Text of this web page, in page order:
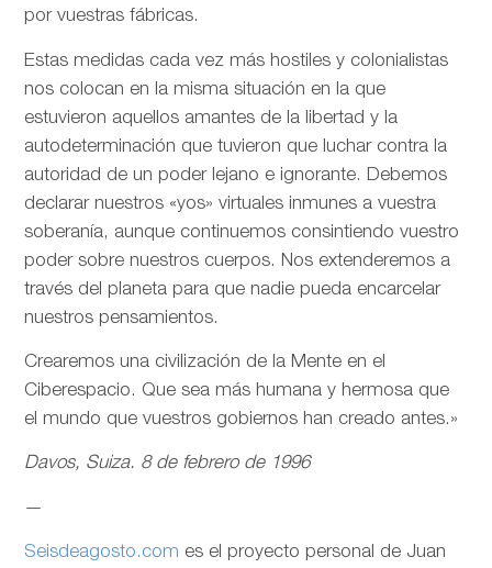
por vuestras fábricas.
Estas medidas cada vez más hostiles y colonialistas
nos colocan en la misma situación en la que
estuvieron aquellos amantes de la libertad y la
autodeterminación que tuvieron que luchar contra la
autoridad de un poder lejano e ignorante. Debemos
declarar nuestros «yos» virtuales inmunes a vuestra
soberanía, aunque continuemos consintiendo vuestro
poder sobre nuestros cuerpos. Nos extenderemos a
través del planeta para que nadie pueda encarcelar
nuestros pensamientos.
Crearemos una civilización de la Mente en el
Ciberespacio. Que sea más humana y hermosa que
el mundo que vuestros gobiernos han creado antes.»
Davos, Suiza. 8 de febrero de 1996
—
Seisdeagosto.com es el proyecto personal de Juan